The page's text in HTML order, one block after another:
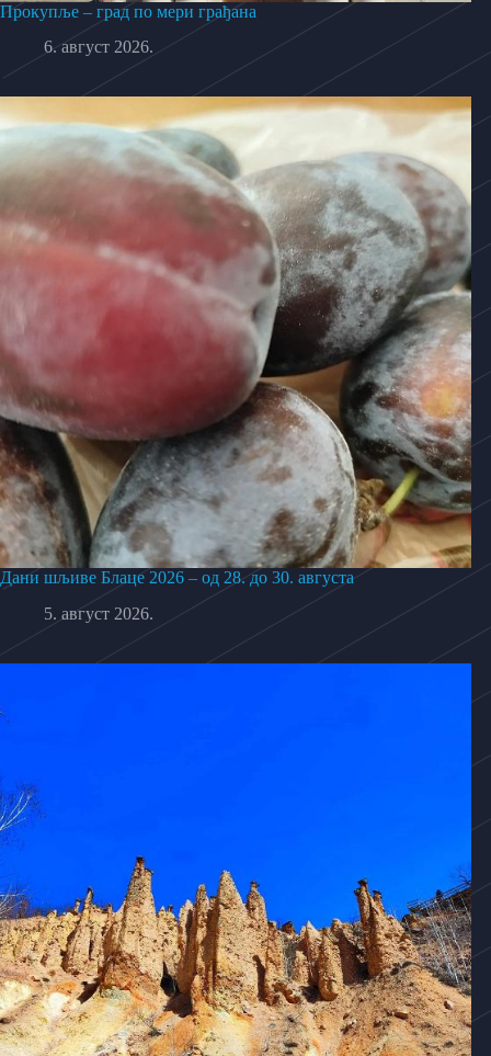
Прокупље – град по мери грађана
6. август 2026.
Дани шљиве Блаце 2026 – од 28. до 30. августа
5. август 2026.